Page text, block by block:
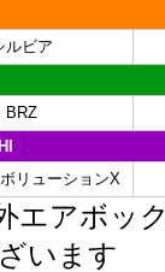
ルビア
BRZ
リューションX
エアボッ
います